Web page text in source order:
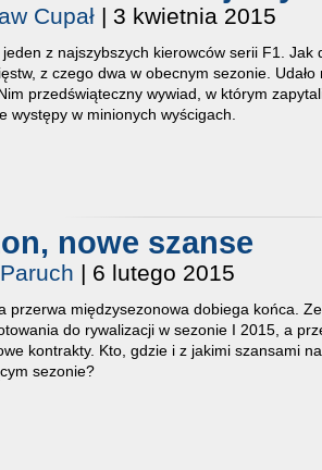
Cupał | 3 kwietnia 2015
z najszybszych kierowców serii F1. Jak
z czego dwa w obecnym sezonie. Udało
przedświąteczny wywiad, w którym
występy w minionych wyścigach.
nowe szanse
| 6 lutego 2015
przerwa międzysezonowa dobiega końca.
do rywalizacji w sezonie I 2015, a
kontrakty. Kto, gdzie i z jakimi szansami na
sezonie?